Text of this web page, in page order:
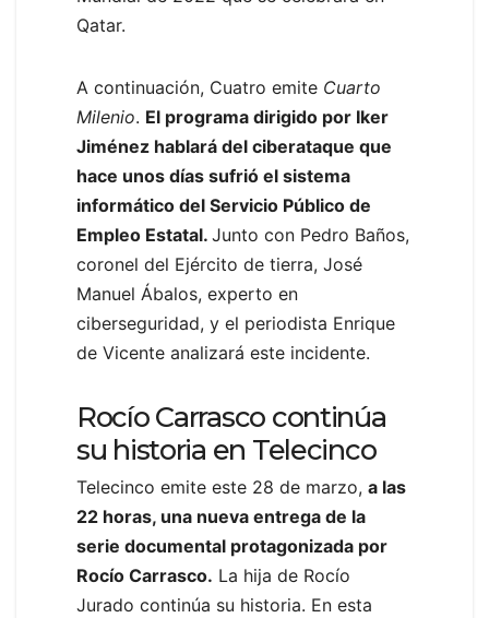
Qatar.
A continuación, Cuatro emite Cuarto
Milenio. El programa dirigido por Iker
Jiménez hablará del ciberataque que
hace unos días sufrió el sistema
informático del Servicio Público de
Empleo Estatal. Junto con Pedro Baños,
coronel del Ejército de tierra, José
Manuel Ábalos, experto en
ciberseguridad, y el periodista Enrique
de Vicente analizará este incidente.
Rocío Carrasco continúa
su historia en Telecinco
Telecinco emite este 28 de marzo, a las
22 horas, una nueva entrega de la
serie documental protagonizada por
Rocío Carrasco. La hija de Rocío
Jurado continúa su historia. En esta